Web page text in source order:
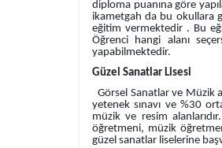
diploma puanına göre
ikametgah da bu okullara
eğitim vermektedir . Bu
Öğrenci hangi alanı
yapabilmektedir.
Güzel Sanatlar Lisesi
Görsel Sanatlar ve Müzik
yetenek sınavı ve %30
müzik ve resim
öğretmeni, müzik
güzel sanatlar liselerine